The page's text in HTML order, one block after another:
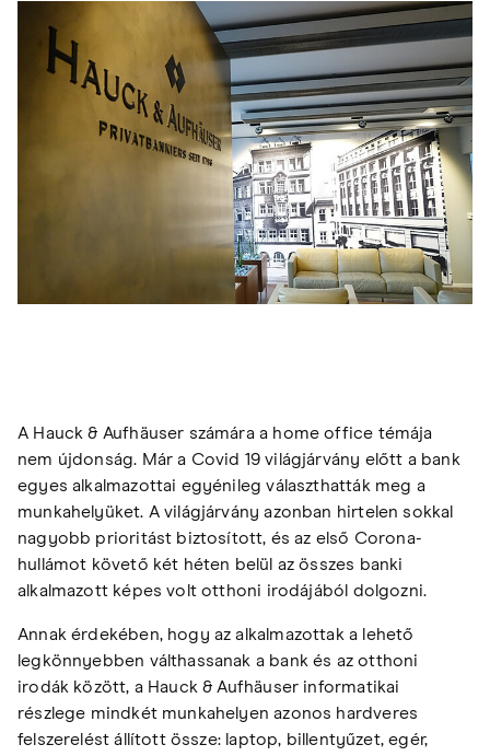
A Hauck & Aufhäuser számára a home office témája
nem újdonság. Már a Covid 19 világjárvány előtt a bank
egyes alkalmazottai egyénileg választhatták meg a
munkahelyüket. A világjárvány azonban hirtelen sokkal
nagyobb prioritást biztosított, és az első Corona-
hullámot követő két héten belül az összes banki
alkalmazott képes volt otthoni irodájából dolgozni.
Annak érdekében, hogy az alkalmazottak a lehető
legkönnyebben válthassanak a bank és az otthoni
irodák között, a Hauck & Aufhäuser informatikai
részlege mindkét munkahelyen azonos hardveres
felszerelést állított össze: laptop, billentyűzet, egér,